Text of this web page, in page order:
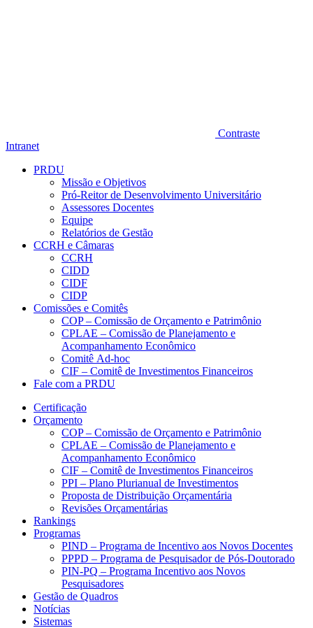
Contraste
Intranet
PRDU
Missão e Objetivos
Pró-Reitor de Desenvolvimento Universitário
Assessores Docentes
Equipe
Relatórios de Gestão
CCRH e Câmaras
CCRH
CIDD
CIDF
CIDP
Comissões e Comitês
COP – Comissão de Orçamento e Patrimônio
CPLAE – Comissão de Planejamento e
Acompanhamento Econômico
Comitê Ad-hoc
CIF – Comitê de Investimentos Financeiros
Fale com a PRDU
Certificação
Orçamento
COP – Comissão de Orçamento e Patrimônio
CPLAE – Comissão de Planejamento e
Acompanhamento Econômico
CIF – Comitê de Investimentos Financeiros
PPI – Plano Plurianual de Investimentos
Proposta de Distribuição Orçamentária
Revisões Orçamentárias
Rankings
Programas
PIND – Programa de Incentivo aos Novos Docentes
PPPD – Programa de Pesquisador de Pós-Doutorado
PIN-PQ – Programa Incentivo aos Novos
Pesquisadores
Gestão de Quadros
Notícias
Sistemas